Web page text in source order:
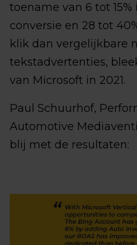
toename van 6 tot
conversie en 28 tot
klik dan vergelijkbare
tekstadvertenties,
van Microsoft in 2021.
Paul Schuurhof,
Automotive
blij met de resultaten: